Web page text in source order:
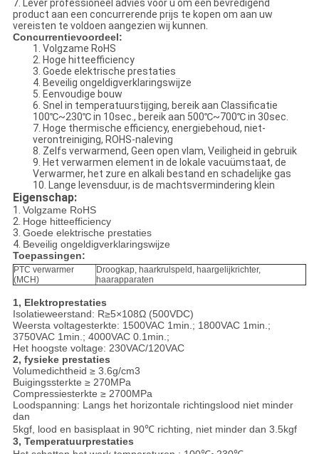
7. Lever professioneel advies voor u om een bevredigend
product aan een concurrerende prijs te kopen om aan uw
vereisten te voldoen aangezien wij kunnen.
Concurrentievoordeel:
1. Volgzame RoHS
2. Hoge hitteefficiency
3. Goede elektrische prestaties
4. Beveilig ongeldigverklaringswijze
5. Eenvoudige bouw
6. Snel in temperatuurstijging, bereik aan Classificatie
100℃~230℃ in 10sec., bereik aan 500℃~700℃ in 30sec.
7. Hoge thermische efficiency, energiebehoud, niet-
verontreiniging, ROHS-naleving
8. Zelfs verwarmend, Geen open vlam, Veiligheid in gebruik
9. Het verwarmen element in de lokale vacuümstaat, de
Verwarmer, het zure en alkali bestand en schadelijke gas
10. Lange levensduur, is de machtsvermindering klein
Eigenschap:
1. Volgzame RoHS
2. Hoge hitteefficiency
3. Goede elektrische prestaties
4. Beveilig ongeldigverklaringswijze
Toepassingen:
PTC verwarmer
(MCH)
Droogkap, haarkrulspeld, haargelijkrichter,
haarapparaten
1, Elektroprestaties
Isolatieweerstand: R≥5×108Ω (500VDC)
Weersta voltagesterkte: 1500VAC 1min.; 1800VAC 1min.;
3750VAC 1min.; 4000VAC 0.1min.;
Het hoogste voltage: 230VAC/120VAC
2, fysieke prestaties
Volumedichtheid ≥ 3.6g/cm3
Buigingssterkte ≥ 270MPa
Compressiesterkte ≥ 2700MPa
Loodspanning: Langs het horizontale richtingslood niet minder
dan
5kgf, lood en basisplaat in 90℃ richting, niet minder dan 3.5kgf
3, Temperatuurprestaties